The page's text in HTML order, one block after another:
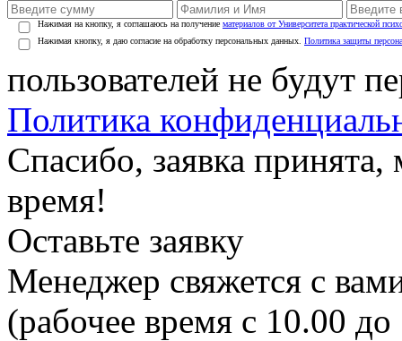
Нажимая на кнопку, я соглашаюсь на получение материалов от Университета практической
Нажимая кнопку, я даю согласие на обработку персональных данных. Политика защиты
пользователей не будут
Политика
Спасибо, заявка
время!
Оставьте заявку
Менеджер свяжется с
(рабочее время с 10.00